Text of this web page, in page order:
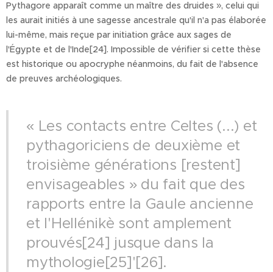
Pythagore apparaît comme un maître des druides », celui qui
les aurait initiés à une sagesse ancestrale qu'il n'a pas élaborée
lui-même, mais reçue par initiation grâce aux sages de
l'Égypte et de l'Inde[24]. Impossible de vérifier si cette thèse
est historique ou apocryphe néanmoins, du fait de l'absence
de preuves archéologiques.
« Les contacts entre Celtes (...) et
pythagoriciens de deuxième et
troisième générations [restent]
envisageables » du fait que des
rapports entre la Gaule ancienne
et l'Hellénikè sont amplement
prouvés[24] jusque dans la
mythologie[25]'[26].